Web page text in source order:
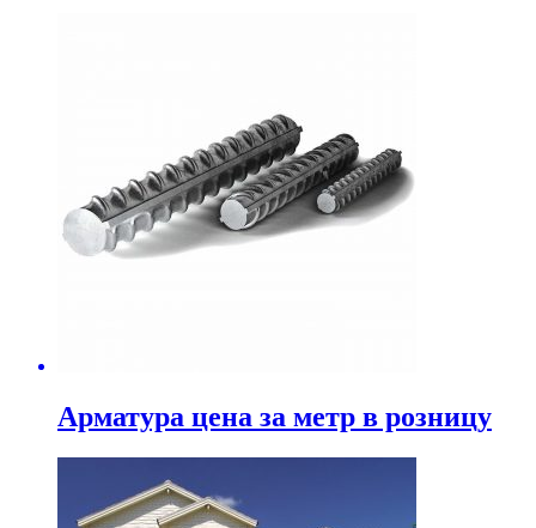
Арматура цена за метр в розницу